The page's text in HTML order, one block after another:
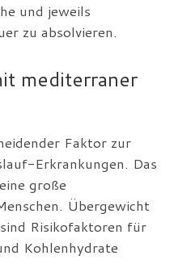
und jeweils
zu absolvieren.
mediterraner
Faktor zur
Erkrankungen. Das
große
Übergewicht
Risikofaktoren für
Kohlenhydrate